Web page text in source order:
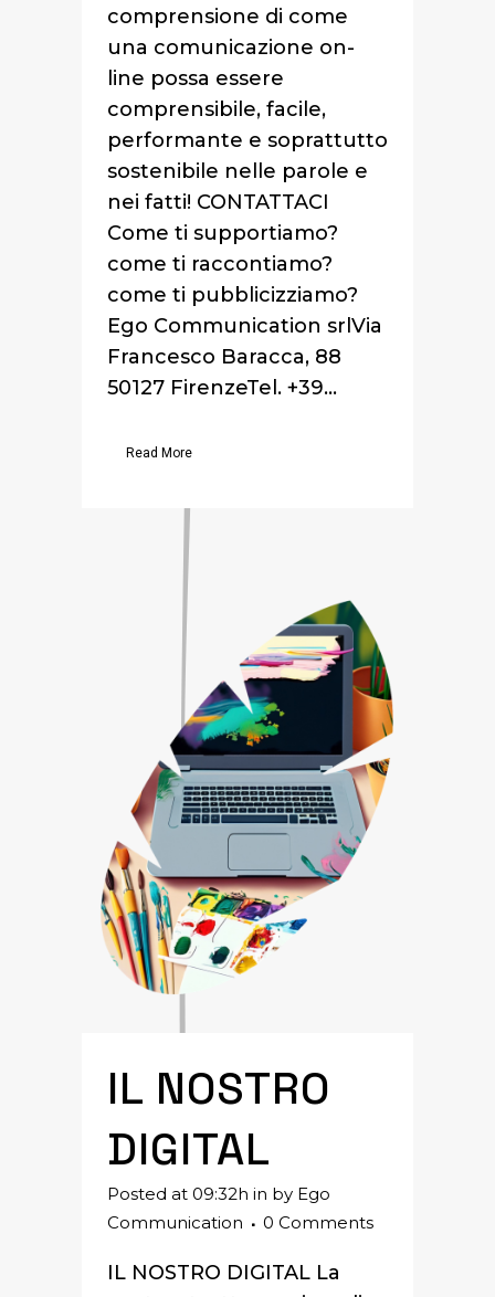
comprensione di come
una comunicazione on-
line possa essere
comprensibile, facile,
performante e soprattutto
sostenibile nelle parole e
nei fatti! CONTATTACI
Come ti supportiamo?
come ti raccontiamo?
come ti pubblicizziamo?
Ego Communication srlVia
Francesco Baracca, 88
50127 FirenzeTel. +39...
Read More
IL NOSTRO
DIGITAL
Posted at 09:32h in by Ego
Communication
0 Comments
IL NOSTRO DIGITAL La